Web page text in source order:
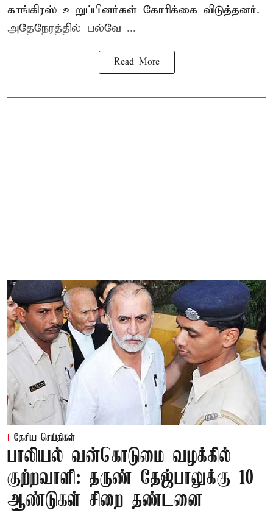
காங்கிரஸ் உறுப்பினர்கள் கோரிக்கை விடுத்தனர்.
அதேநேரத்தில் பல்வே ...
Read More
தேசிய செய்திகள்
பாலியல் வன்கொடுமை வழக்கில்
குற்றவாளி: தருண் தேஜ்பாலுக்கு 10
ஆண்டுகள் சிறை தண்டனை